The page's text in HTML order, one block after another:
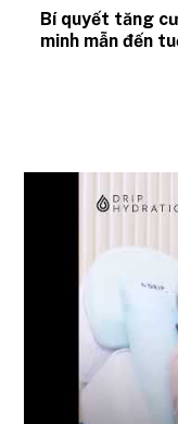
Bí quyết tăng
minh mẫn đến